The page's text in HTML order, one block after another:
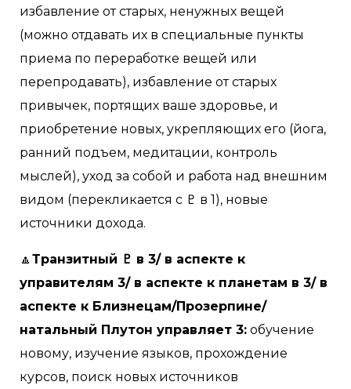
избавление от старых, ненужных вещей
(можно отдавать их в специальные пункты
приема по переработке вещей или
перепродавать), избавление от старых
привычек, портящих ваше здоровье, и
приобретение новых, укрепляющих его (йога,
ранний подъем, медитации, контроль
мыслей), уход за собой и работа над внешним
видом (перекликается с ♇ в 1), новые
источники дохода.
🔼 Транзитный ♇ в 3/ в аспекте к
управителям 3/ в аспекте к планетам в 3/ в
аспекте к Близнецам/Прозерпине/
натальный Плутон управляет 3: обучение
новому, изучение языков, прохождение
курсов, поиск новых источников